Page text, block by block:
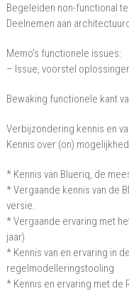
Begeleiden non-functional
Deelnemen aan
Memo’s functionele issues:
– Issue, voorstel
Bewaking functionele kant
Verbijzondering kennis en
Kennis over (on)
* Kennis van Blueriq, de
* Vergaande kennis van de
versie.
* Vergaande ervaring met
jaar)
* Kennis van en ervaring in
regelmodelleringstooling
* Kennis en ervaring met de